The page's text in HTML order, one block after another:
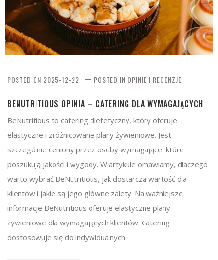
POSTED ON 2025-12-22 POSTED IN OPINIE I RECENZJE
BENUTRITIOUS OPINIA – CATERING DLA WYMAGAJĄCYCH
BeNutritious to catering dietetyczny, który oferuje
elastyczne i zróżnicowane plany żywieniowe. Jest
szczególnie ceniony przez osoby wymagające, które
poszukują jakości i wygody. W artykule omawiamy, dlaczego
warto wybrać BeNutritious, jak dostarcza wartość dla
klientów i jakie są jego główne zalety. Najważniejsze
informacje BeNutritious oferuje elastyczne plany
żywieniowe dla wymagających klientów. Catering
dostosowuje się do indywidualnych